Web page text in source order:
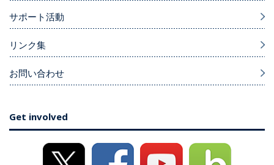
サポート活動
リンク集
お問い合わせ
Get involved